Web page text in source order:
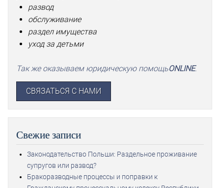
развод
обслуживание
раздел имущества
уход за детьми
Так же оказываем юридическую помощьONLINE.
СВЯЗАТЬСЯ С НАМИ
Свежие записи
Законодательство Польши: Раздельное проживание
супругов или развод?
Бракоразводные процессы и поправки к